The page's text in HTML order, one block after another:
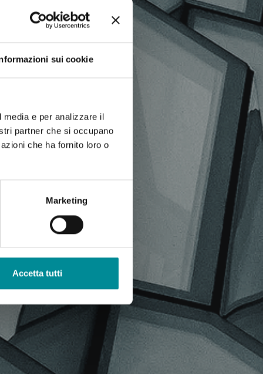
sui cookie
e per analizzare il
partner che si occupano
che ha fornito loro o
Marketing
Accetta tutti